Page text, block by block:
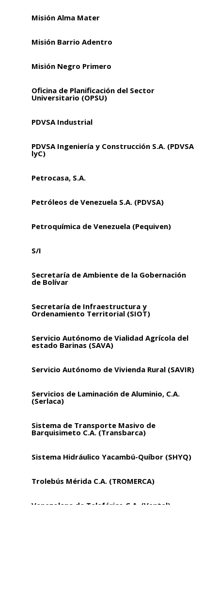
Misión Alma Mater
Misión Barrio Adentro
Misión Negro Primero
Oficina de Planificación del Sector
Universitario (OPSU)
PDVSA Industrial
PDVSA Ingeniería y Construcción S.A. (PDVSA
lyC)
Petrocasa, S.A.
Petróleos de Venezuela S.A. (PDVSA)
Petroquímica de Venezuela (Pequiven)
S/I
Secretaría de Ambiente de la Gobernación
de Bolívar
Secretaría de Infraestructura y
Ordenamiento Territorial (SIOT)
Servicio Autónomo de Vialidad Agrícola del
estado Barinas (SAVA)
Servicio Autónomo de Vivienda Rural (SAVIR)
Servicios de Laminación de Aluminio, C.A.
(Serlaca)
Sistema de Transporte Masivo de
Barquisimeto C.A. (Transbarca)
Sistema Hidráulico Yacambú-Quíbor (SHYQ)
Trolebús Mérida C.A. (TROMERCA)
Venezolana de Teleférico C.A. (Ventel)